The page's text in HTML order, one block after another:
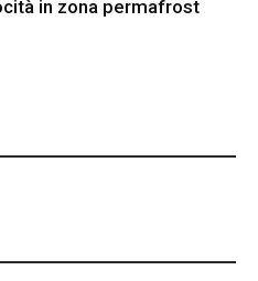
in zona permafrost